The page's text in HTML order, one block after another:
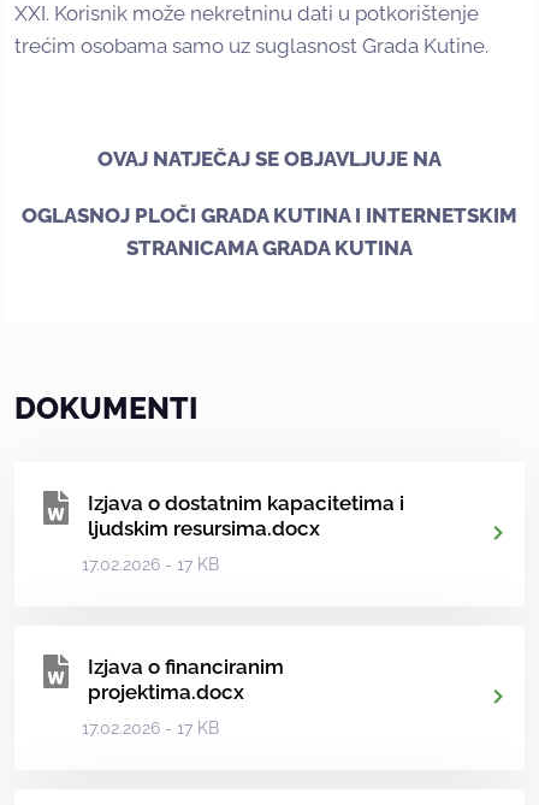
XXI. Korisnik može nekretninu dati u potkorištenje
trećim osobama samo uz suglasnost Grada Kutine.
OVAJ NATJEČAJ SE OBJAVLJUJE NA
OGLASNOJ PLOČI GRADA KUTINA I INTERNETSKIM
STRANICAMA GRADA KUTINA
DOKUMENTI
Izjava o dostatnim kapacitetima i
ljudskim resursima.docx
17.02.2026 - 17 KB
Izjava o financiranim
projektima.docx
17.02.2026 - 17 KB